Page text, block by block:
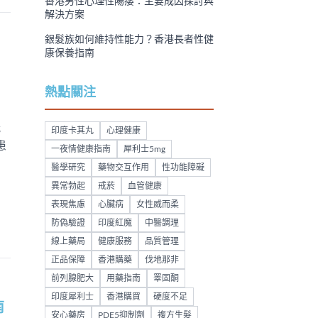
解決方案
銀髮族如何維持性能力？香港長者性健
康保養指南
熱點關注
印度卡其丸 心理健康
一夜情健康指南 犀利士5mg
醫學研究 藥物交互作用 性功能障礙
異常勃起 戒菸 血管健康
表現焦慮 心臟病 女性威而柔
防偽驗證 印度紅魔 中醫調理
線上藥局 健康服務 品質管理
正品保障 香港購藥 伐地那非
前列腺肥大 用藥指南 睪固酮
印度犀利士 香港購買 硬度不足
安心藥房 PDE5抑制劑 複方生髮